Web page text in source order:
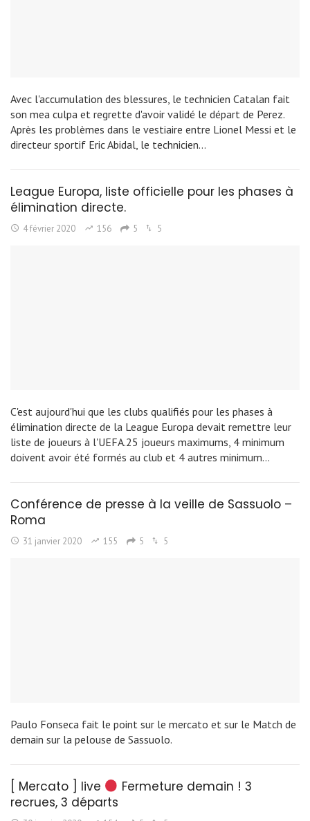
Avec l'accumulation des blessures, le technicien Catalan fait
son mea culpa et regrette d'avoir validé le départ de Perez.
Après les problèmes dans le vestiaire entre Lionel Messi et le
directeur sportif Eric Abidal, le technicien…
League Europa, liste officielle pour les phases à
élimination directe.
4 février 2020 156 5 5
C'est aujourd'hui que les clubs qualifiés pour les phases à
élimination directe de la League Europa devait remettre leur
liste de joueurs à l'UEFA.25 joueurs maximums, 4 minimum
doivent avoir été formés au club et 4 autres minimum…
Conférence de presse à la veille de Sassuolo –
Roma
31 janvier 2020 155 5 5
Paulo Fonseca fait le point sur le mercato et sur le Match de
demain sur la pelouse de Sassuolo.
[ Mercato ] live
Fermeture demain ! 3
recrues, 3 départs